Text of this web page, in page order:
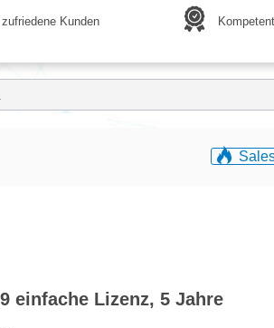
Kunden
einfache Lizenz, 5 Jahre